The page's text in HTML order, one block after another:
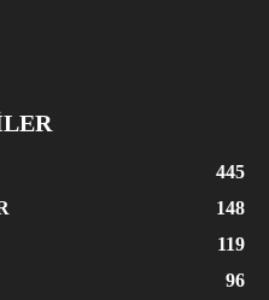
445
148
119
96